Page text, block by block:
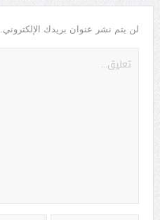
لن يتم نشر عنوان بريدك الإلكتروني.